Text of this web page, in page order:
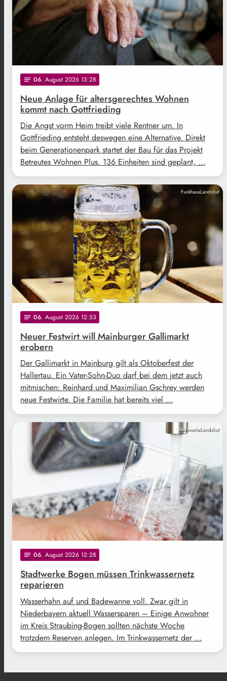
notes 06. August 2026 13:28
Neue Anlage für altersgerechtes Wohnen
kommt nach Gottfrieding
Die Angst vorm Heim treibt viele Rentner um. In
Gottfrieding entsteht deswegen eine Alternative. Direkt
beim Generationenpark startet der Bau für das Projekt
Betreutes Wohnen Plus. 136 Einheiten sind geplant, …
FunkhausLandshut
notes 06. August 2026 12:53
Neuer Festwirt will Mainburger Gallimarkt
erobern
Der Gallimarkt in Mainburg gilt als Oktoberfest der
Hallertau. Ein Vater-Sohn-Duo darf bei dem jetzt auch
mitmischen: Reinhard und Maximilian Gschrey werden
neue Festwirte. Die Familie hat bereits viel …
StadtwerkeLandshut
notes 06. August 2026 12:28
Stadtwerke Bogen müssen Trinkwassernetz
reparieren
Wasserhahn auf und Badewanne voll. Zwar gilt in
Niederbayern aktuell Wassersparen – Einige Anwohner
im Kreis Straubing-Bogen sollten nächste Woche
trotzdem Reserven anlegen. Im Trinkwassernetz der …